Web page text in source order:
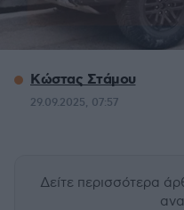
Κώστας Στάμου
29.09.2025, 07:57
Δείτε περισσότερα